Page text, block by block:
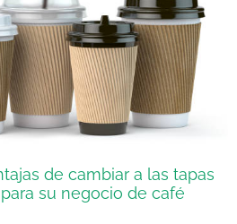
de cambiar a las tapas
su negocio de café